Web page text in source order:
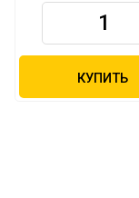
КУПИТЬ